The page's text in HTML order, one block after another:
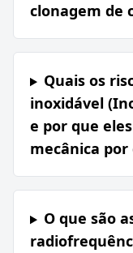
clonagem de
Quais os
inoxidável
e por que
mecânica por
O que são